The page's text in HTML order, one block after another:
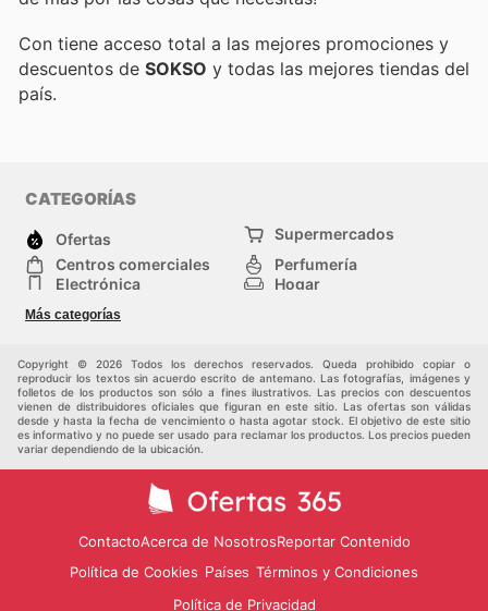
Con tiene acceso total a las mejores promociones y
descuentos de SOKSO y todas las mejores tiendas del
país.
CATEGORÍAS
Ofertas
Supermercados
Centros comerciales
Perfumería
Electrónica
Hogar
Deporte
Moda
Más categorías
Copyright © 2026 Todos los derechos reservados. Queda prohibido copiar o
reproducir los textos sin acuerdo escrito de antemano. Las fotografías, imágenes y
folletos de los productos son sólo a fines ilustrativos. Las precios con descuentos
vienen de distribuidores oficiales que figuran en este sitio. Las ofertas son válidas
desde y hasta la fecha de vencimiento o hasta agotar stock. El objetivo de este sitio
es informativo y no puede ser usado para reclamar los productos. Los precios pueden
variar dependiendo de la ubicación.
ContactoAcerca de NosotrosReportar Contenido
Política de Cookies Países Términos y Condiciones
Política de Privacidad